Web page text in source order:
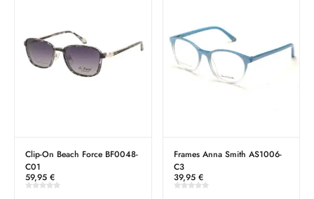
Clip-On Beach Force BF0048-
C01
59,95 €
Frames Anna Smith AS1006-
C3
39,95 €